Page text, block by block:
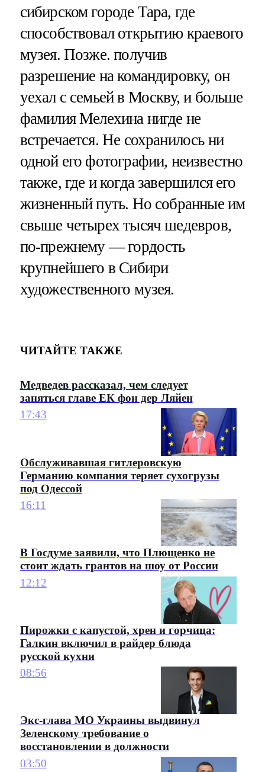
сибирском городе Тара, где
способствовал открытию краевого
музея. Позже. получив
разрешение на командировку, он
уехал с семьей в Москву, и больше
фамилия Мелехина нигде не
встречается. Не сохранилось ни
одной его фотографии, неизвестно
также, где и когда завершился его
жизненный путь. Но собранные им
свыше четырех тысяч шедевров,
по-прежнему — гордость
крупнейшего в Сибири
художественного музея.
ЧИТАЙТЕ ТАКЖЕ
Медведев рассказал, чем следует
заняться главе ЕК фон дер Ляйен
17:43
Обслуживавшая гитлеровскую
Германию компания теряет сухогрузы
под Одессой
16:11
В Госдуме заявили, что Плющенко не
стоит ждать грантов на шоу от России
12:12
Пирожки с капустой, хрен и горчица:
Галкин включил в райдер блюда
русской кухни
08:56
Экс-глава МО Украины выдвинул
Зеленскому требование о
восстановлении в должности
03:50